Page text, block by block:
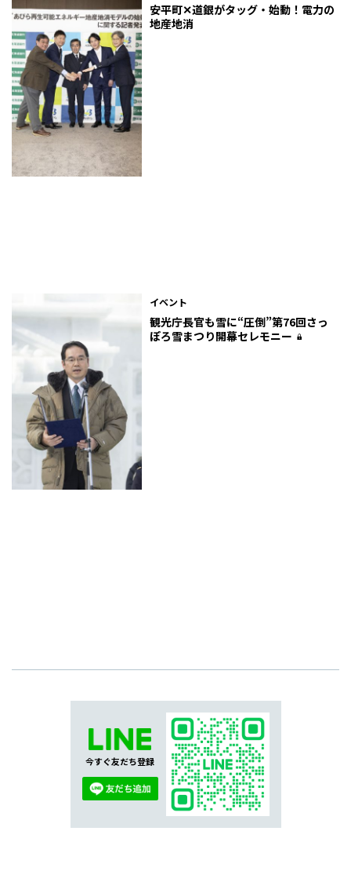
安平町✕道銀がタッグ・始動！電力の
地産地消
イベント
観光庁長官も雪に“圧倒”――第76回さっ
ぽろ雪まつり開幕セレモニー
今すぐ友だち登録